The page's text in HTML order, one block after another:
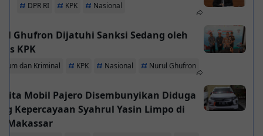
DPR RI KPK Nasional
Ghufron Dijatuhi Sanksi Sedang oleh
KPK
dan Kriminal KPK Nasional Nurul Ghufron
Sita Mobil Pajero Disembunyikan Diduga
Kepercayaan Syahrul Yasin Limpo di
Makassar